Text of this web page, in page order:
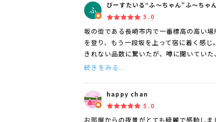
びーすたいる“ふ〜ちゃん”ふ〜ちゃ
5.0
坂の街である長崎市内で一番標高の高い
を登り、もう一段坂を上って宿に着く感
きれない品数に驚いたが、噂に聞いてい
続きをみる...
happy chan
5.0
お部屋からの夜景がとても綺麗で感動し